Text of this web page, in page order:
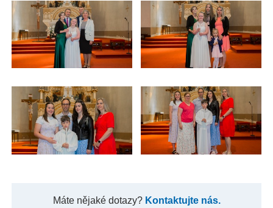
Máte nějaké dotazy?Kontaktujte nás.